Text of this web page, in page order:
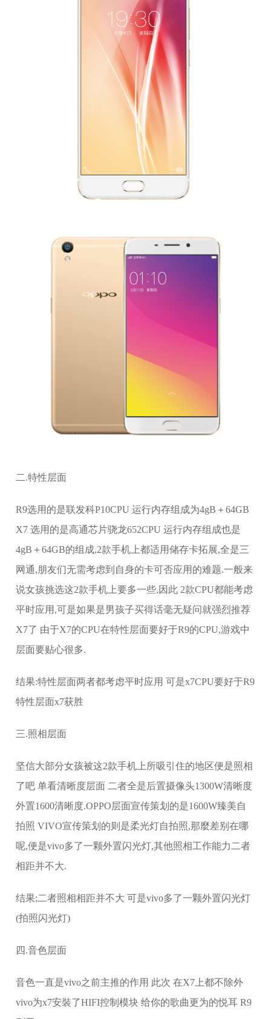
二.特性层面
R9选用的是联发科P10CPU 运行内存组成为4gB＋64GB
X7 选用的是高通芯片骁龙652CPU 运行内存组成也是
4gB＋64GB的组成,2款手机上都适用储存卡拓展,全是三
网通,朋友们无需考虑到自身的卡可否应用的难题.一般来
说女孩挑选这2款手机上要多一些,因此 2款CPU都能考虑
平时应用,可是如果是男孩子买得话毫无疑问就强烈推荐
X7了 由于X7的CPU在特性层面要好于R9的CPU,游戏中
层面要贴心很多.
结果:特性层面两者都考虑平时应用 可是x7CPU要好于R9
特性层面x7获胜
三.照相层面
坚信大部分女孩被这2款手机上所吸引住的地区便是照相
了吧 单看清晰度层面 二者全是后置摄像头1300W清晰度
外置1600清晰度.OPPO层面宣传策划的是1600W臻美自
拍照 VIVO宣传策划的则是柔光灯自拍照,那麼差别在哪
呢,便是vivo多了一颗外置闪光灯,其他照相工作能力二者
相距并不大.
结果;二者照相相距并不大 可是vivo多了一颗外置闪光灯
(拍照闪光灯)
四.音色层面
音色一直是vivo之前主推的作用 此次 在X7上都不除外
vivo为x7安裝了HIFI控制模块 给你的歌曲更为的悦耳 R9